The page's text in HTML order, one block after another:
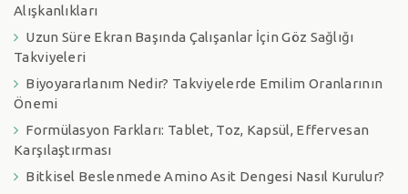
Alışkanlıkları
Uzun Süre Ekran Başında Çalışanlar İçin Göz Sağlığı
Takviyeleri
Biyoyararlanım Nedir? Takviyelerde Emilim Oranlarının
Önemi
Formülasyon Farkları: Tablet, Toz, Kapsül, Effervesan
Karşılaştırması
Bitkisel Beslenmede Amino Asit Dengesi Nasıl Kurulur?